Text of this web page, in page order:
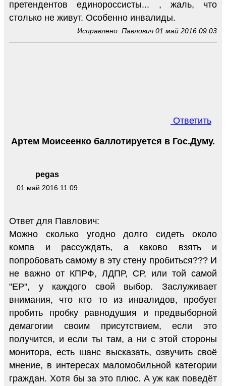
претендентов единороссисты... , жаль, что
столько не живут. Особенно инвалиды.
Исправлено: Павлович 01 май 2016 09:03
Ответить
pegas
01 май 2016 11:09
Артем Моисеенко баллотируется в Гос.Думу.
Ответ для Павлович:
Можно сколько угодно долго сидеть около
компа и рассуждать, а каково взять и
попробовать самому в эту стену пробиться??? И
не важно от КПРФ, ЛДПР, СР, или той самой
"ЕР", у каждого свой выбор. Заслуживает
внимания, что кто то из инвалидов, пробует
пробить пробку равнодушия и предвыборной
демагогии своим присутствием, если это
получится, и если ты там, а ни с этой стороны
монитора, есть шанс высказать, озвучить своё
мнение, в интересах маломобильной категории
граждан. Хотя бы за это плюс. А уж как поведёт